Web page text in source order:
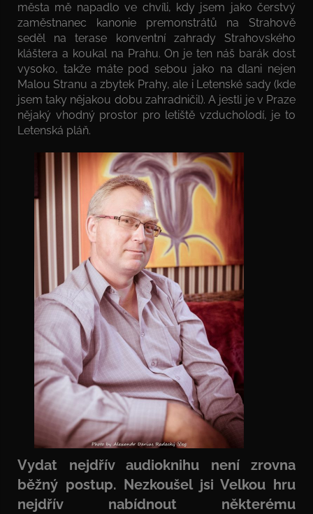
města mě napadlo ve chvíli, kdy jsem jako čerstvý
zaměstnanec kanonie premonstrátů na Strahově
seděl na terase konventní zahrady Strahovského
kláštera a koukal na Prahu. On je ten náš barák dost
vysoko, takže máte pod sebou jako na dlani nejen
Malou Stranu a zbytek Prahy, ale i Letenské sady (kde
jsem taky nějakou dobu zahradničil). A jestli je v Praze
nějaký vhodný prostor pro letiště vzducholodí, je to
Letenská pláň.
Vydat nejdřív audioknihu není zrovna
běžný postup. Nezkoušel jsi Velkou hru
nejdřív nabídnout některému